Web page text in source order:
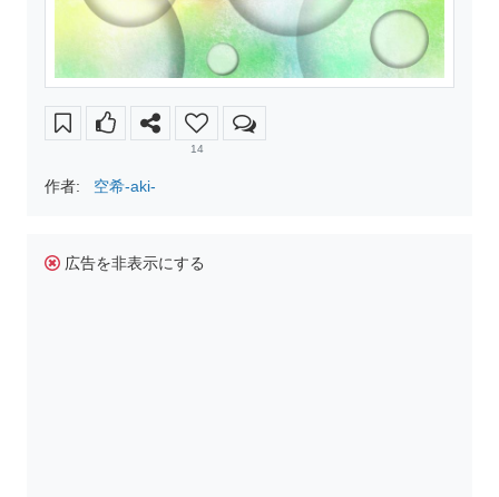
14
作者: 空希-aki-
広告を非表示にする